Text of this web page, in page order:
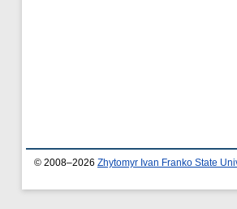
© 2008–2026 Zhytomyr Ivan Franko State